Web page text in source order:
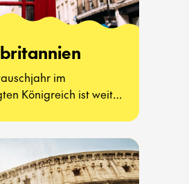
im
Königreich ist weit